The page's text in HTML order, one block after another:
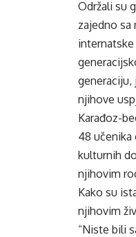
Održali su
zajedno sa
generaciju,
njihove
Karađoz-
48
kulturnih
njihovim
Kako su
njihovim
“Niste bili